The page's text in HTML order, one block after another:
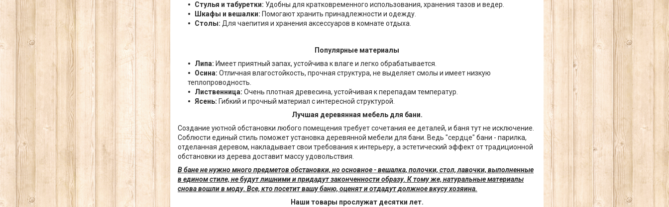
Стулья и табуретки: Удобны для кратковременного использования, хранения тазов и ведер.
Шкафы и вешалки: Помогают хранить принадлежности и одежду.
Столы: Для чаепития и хранения аксессуаров в комнате отдыха.
Популярные материалы
Липа: Имеет приятный запах, устойчива к влаге и легко обрабатывается.
Осина: Отличная влагостойкость, прочная структура, не выделяет смолы и имеет низкую
теплопроводность.
Лиственница: Очень плотная древесина, устойчивая к перепадам температур.
Ясень: Гибкий и прочный материал с интересной структурой.
Лучшая деревянная мебель для бани.
Создание уютной обстановки любого помещения требует сочетания ее деталей, и баня тут не исключение.
Соблюсти единый стиль поможет установка деревянной мебели для бани. Ведь "сердце" бани - парилка,
отделанная деревом, накладывает свои требования к интерьеру, а эстетический эффект от традиционной
обстановки из дерева доставит массу удовольствия.
В бане не нужно много предметов обстановки, но основное - вешалка, полочки, стол, лавочки, выполненные
в едином стиле, не будут лишними и придадут законченности образу. К тому же, натуральные материалы
снова вошли в моду. Все, кто посетит вашу баню, оценят и отдадут должное вкусу хозяина.
Наши товары прослужат десятки лет.